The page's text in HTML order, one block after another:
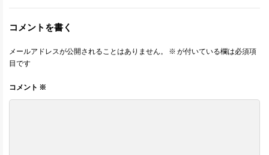
コメントを書く
メールアドレスが公開されることはありません。 ※ が付いている欄は必須項
目です
コメント ※